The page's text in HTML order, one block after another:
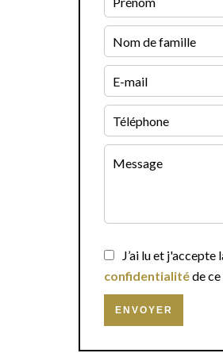
J’ai lu et j'accepte
confidentialitéde
ENVOYER